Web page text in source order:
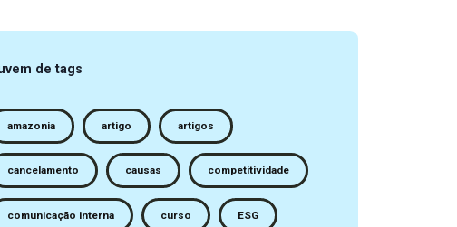
de tags
amazonia artigo artigos
cancelamento causas competitividade
comunicação interna curso ESG